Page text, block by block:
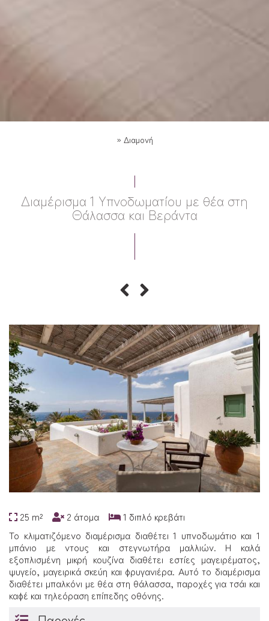
» Διαμονή
Διαμέρισμα 1 Υπνοδωματίου με θέα στη
Θάλασσα και Βεράντα
25 m² 2 άτομα
1 διπλό κρεβάτι
Το κλιματιζόμενο διαμέρισμα διαθέτει 1 υπνοδωμάτιο και 1
μπάνιο με ντους και στεγνωτήρα μαλλιών. Η καλά
εξοπλισμένη μικρή κουζίνα διαθέτει εστίες μαγειρέματος,
ψυγείο, μαγειρικά σκεύη και φρυγανιέρα. Αυτό το διαμέρισμα
διαθέτει μπαλκόνι με θέα στη θάλασσα, παροχές για τσάι και
καφέ και τηλεόραση επίπεδης οθόνης.